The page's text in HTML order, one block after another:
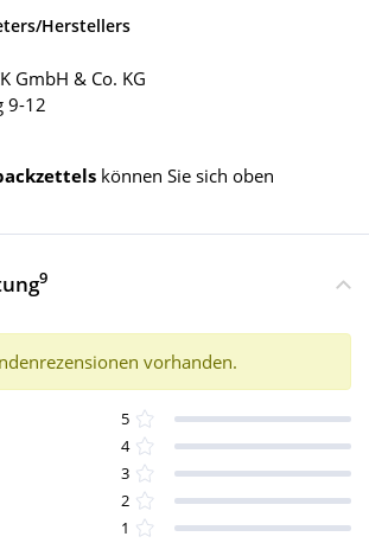
Herstellers
GmbH & Co. KG
9-12
können Sie sich oben
9
vorhanden.
5
4
3
2
1